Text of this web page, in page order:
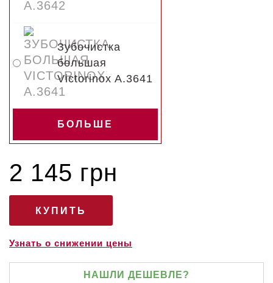
Зубочистка
большая
Victorinox A.3641
БОЛЬШЕ
2 145 грн
Узнать о снижении цены
НАШЛИ ДЕШЕВЛЕ?